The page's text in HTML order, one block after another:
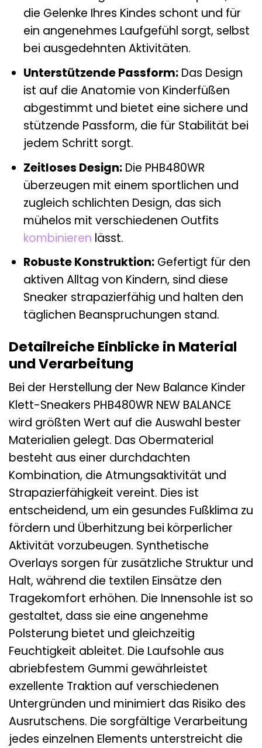
die Gelenke Ihres Kindes schont und für
ein angenehmes Laufgefühl sorgt, selbst
bei ausgedehnten Aktivitäten.
Unterstützende Passform:Das Design
ist auf die Anatomie von Kinderfüßen
abgestimmt und bietet eine sichere und
stützende Passform, die für Stabilität bei
jedem Schritt sorgt.
Zeitloses Design:Die PHB480WR
überzeugen mit einem sportlichen und
zugleich schlichten Design, das sich
mühelos mit verschiedenen Outfits
kombinieren lässt.
Robuste Konstruktion:Gefertigt für den
aktiven Alltag von Kindern, sind diese
Sneaker strapazierfähig und halten den
täglichen Beanspruchungen stand.
Detailreiche Einblicke in Material
und Verarbeitung
Bei der Herstellung der New Balance Kinder
Klett-Sneakers PHB480WR NEW BALANCE
wird größten Wert auf die Auswahl bester
Materialien gelegt. Das Obermaterial
besteht aus einer durchdachten
Kombination, die Atmungsaktivität und
Strapazierfähigkeit vereint. Dies ist
entscheidend, um ein gesundes Fußklima zu
fördern und Überhitzung bei körperlicher
Aktivität vorzubeugen. Synthetische
Overlays sorgen für zusätzliche Struktur und
Halt, während die textilen Einsätze den
Tragekomfort erhöhen. Die Innensohle ist so
gestaltet, dass sie eine angenehme
Polsterung bietet und gleichzeitig
Feuchtigkeit ableitet. Die Laufsohle aus
abriebfestem Gummi gewährleistet
exzellente Traktion auf verschiedenen
Untergründen und minimiert das Risiko des
Ausrutschens. Die sorgfältige Verarbeitung
jedes einzelnen Elements unterstreicht die